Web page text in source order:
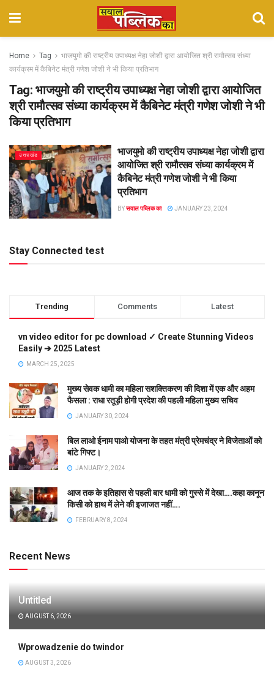
Home Tag
भाजयुमो की राष्ट्रीय उपाध्यक्ष नेहा जोशी द्वारा आयोजित श्री रामौत्सव संध्या
कार्यक्रम में कैबिनेट मंत्री गणेश जोशी ने भी किया प्रतिभाग
Tag: भाजयुमो की राष्ट्रीय उपाध्यक्ष नेहा जोशी द्वारा आयोजित
श्री रामौत्सव संध्या कार्यक्रम में कैबिनेट मंत्री गणेश जोशी ने भी
किया प्रतिभाग
उत्तराखंड
भाजयुमो की राष्ट्रीय उपाध्यक्ष नेहा जोशी द्वारा
आयोजित श्री रामौत्सव संध्या कार्यक्रम में
कैबिनेट मंत्री गणेश जोशी ने भी किया
प्रतिभाग
BYसवाल पब्लिक का JANUARY 23, 2024
Stay Connected test
Trending Comments Latest
vn video editor for pc download ✓ Create Stunning Videos
Easily ➔ 2025 Latest
MARCH 25, 2025
मुख्य सेवक धामी का महिला सशक्तिकरण की दिशा में एक और अहम
फैसला : राधा रतूड़ी होगी प्रदेश की पहली महिला मुख्य सचिव
JANUARY 30, 2024
बिल लाओ ईनाम पाओ योजना के तहत मंत्री प्रेमचंद्र ने विजेताओं को
बांटे गिफ्ट।
JANUARY 2, 2024
आज तक के इतिहास से पहली बार धामी को गुस्से में देखा….कहा कानून
किसी को हाथ में लेने की इजाजत नहीं….
FEBRUARY 8, 2024
Recent News
Untitled
AUGUST 6, 2026
Wprowadzenie do twindor
AUGUST 3, 2026